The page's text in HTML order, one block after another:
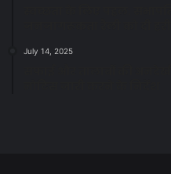
July 14, 2025